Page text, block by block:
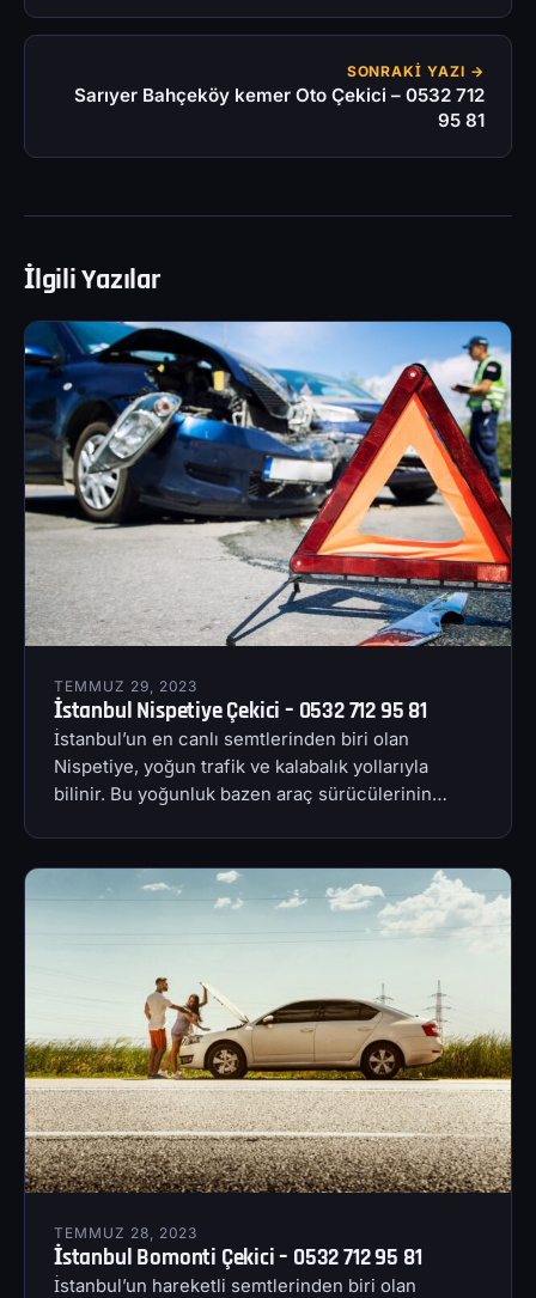
SONRAKI YAZI →
Sarıyer Bahçeköy kemer Oto Çekici – 0532 712
95 81
İlgili Yazılar
TEMMUZ 29, 2023
İstanbul Nispetiye Çekici – 0532 712 95 81
İstanbul’un en canlı semtlerinden biri olan
Nispetiye, yoğun trafik ve kalabalık yollarıyla
bilinir. Bu yoğunluk bazen araç sürücülerinin…
TEMMUZ 28, 2023
İstanbul Bomonti Çekici – 0532 712 95 81
İstanbul’un hareketli semtlerinden biri olan